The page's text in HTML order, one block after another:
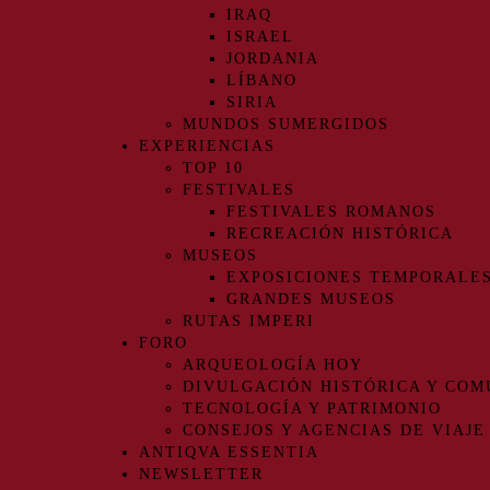
IRAQ
ISRAEL
JORDANIA
LÍBANO
SIRIA
MUNDOS SUMERGIDOS
EXPERIENCIAS
TOP 10
FESTIVALES
FESTIVALES ROMANOS
RECREACIÓN HISTÓRICA
MUSEOS
EXPOSICIONES TEMPORALES
GRANDES MUSEOS
RUTAS IMPERI
FORO
ARQUEOLOGÍA HOY
DIVULGACIÓN HISTÓRICA Y
TECNOLOGÍA Y PATRIMONIO
CONSEJOS Y AGENCIAS DE VIAJE
ANTIQVA ESSENTIA
NEWSLETTER